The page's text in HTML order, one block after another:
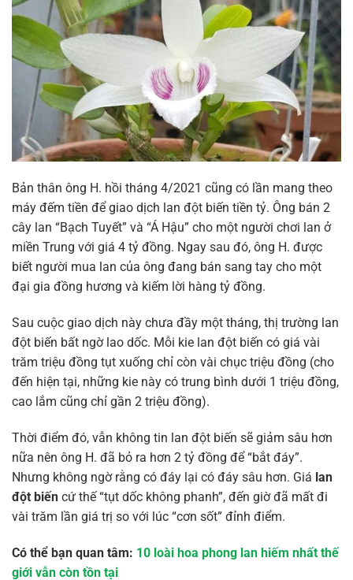
Bản thân ông H. hồi tháng 4/2021 cũng có lần mang theo
máy đếm tiền để giao dịch lan đột biến tiền tỷ. Ông bán 2
cây lan “Bạch Tuyết” và “Á Hậu” cho một người chơi lan ở
miền Trung với giá 4 tỷ đồng. Ngay sau đó, ông H. được
biết người mua lan của ông đang bán sang tay cho một
đại gia đồng hương và kiếm lời hàng tỷ đồng.
Sau cuộc giao dịch này chưa đầy một tháng, thị trường lan
đột biến bất ngờ lao dốc. Mỗi kie lan đột biến có giá vài
trăm triệu đồng tụt xuống chỉ còn vài chục triệu đồng (cho
đến hiện tại, những kie này có trung bình dưới 1 triệu đồng,
cao lắm cũng chỉ gần 2 triệu đồng).
Thời điểm đó, vẫn không tin lan đột biến sẽ giảm sâu hơn
nữa nên ông H. đã bỏ ra hơn 2 tỷ đồng để “bắt đáy”.
Nhưng không ngờ rằng có đáy lại có đáy sâu hơn. Giá lan
đột biến cứ thế “tụt dốc không phanh”, đến giờ đã mất đi
vài trăm lần giá trị so với lúc “cơn sốt” đỉnh điểm.
Có thể bạn quan tâm: 10 loài hoa phong lan hiếm nhất thế
giới vẫn còn tồn tại